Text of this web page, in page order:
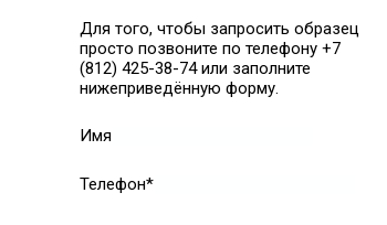
Для того, чтобы запросить образец
просто позвоните по телефону +7
(812) 425-38-74 или заполните
нижеприведённую форму.
Имя
Телефон*